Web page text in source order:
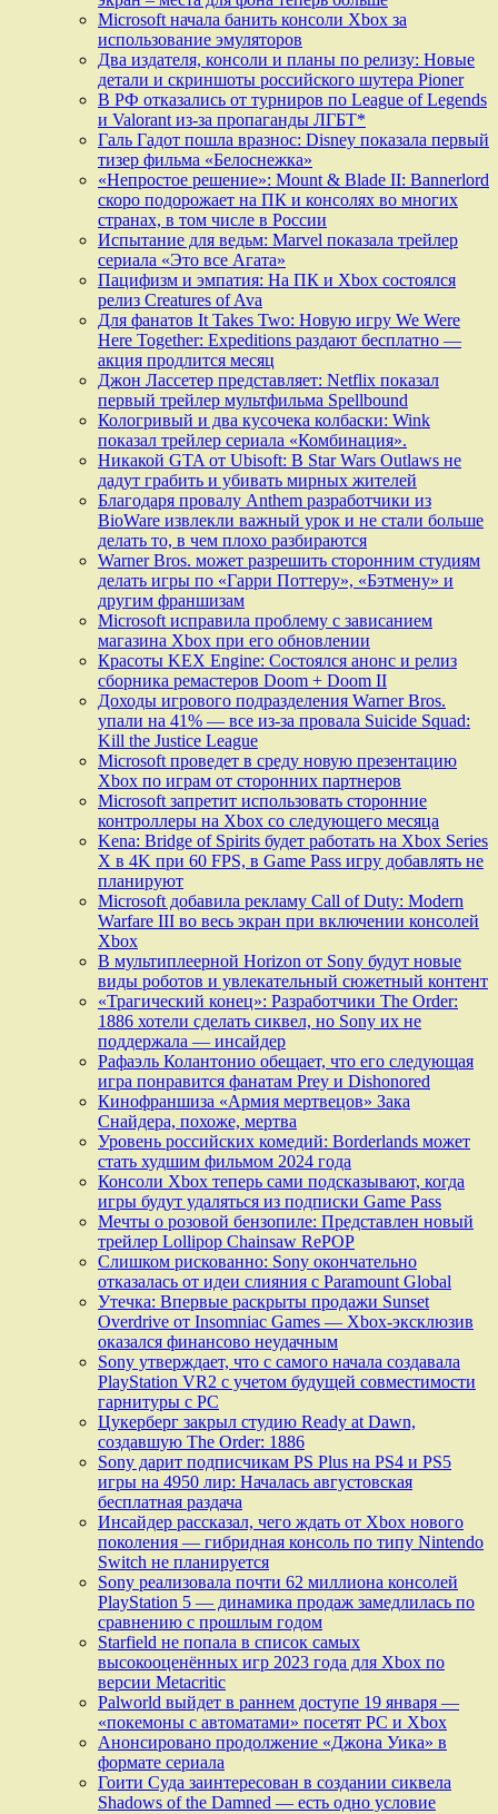
Microsoft начала банить консоли Xbox за
использование эмуляторов
Два издателя, консоли и планы по релизу: Новые
детали и скриншоты российского шутера Pioner
В РФ отказались от турниров по League of Legends
и Valorant из-за пропаганды ЛГБТ*
Галь Гадот пошла вразнос: Disney показала первый
тизер фильма «Белоснежка»
«Непростое решение»: Mount & Blade II: Bannerlord
скоро подорожает на ПК и консолях во многих
странах, в том числе в России
Испытание для ведьм: Marvel показала трейлер
сериала «Это все Агата»
Пацифизм и эмпатия: На ПК и Xbox состоялся
релиз Creatures of Ava
Для фанатов It Takes Two: Новую игру We Were
Here Together: Expeditions раздают бесплатно —
акция продлится месяц
Джон Лассетер представляет: Netflix показал
первый трейлер мультфильма Spellbound
Кологривый и два кусочека колбаски: Wink
показал трейлер сериала «Комбинация».
Никакой GTA от Ubisoft: В Star Wars Outlaws не
дадут грабить и убивать мирных жителей
Благодаря провалу Anthem разработчики из
BioWare извлекли важный урок и не стали больше
делать то, в чем плохо разбираются
Warner Bros. может разрешить сторонним студиям
делать игры по «Гарри Поттеру», «Бэтмену» и
другим франшизам
Microsoft исправила проблему с зависанием
магазина Xbox при его обновлении
Красоты KEX Engine: Состоялся анонс и релиз
сборника ремастеров Doom + Doom II
Доходы игрового подразделения Warner Bros.
упали на 41% — все из-за провала Suicide Squad:
Kill the Justice League
Microsoft проведет в среду новую презентацию
Xbox по играм от сторонних партнеров
Microsoft запретит использовать сторонние
контроллеры на Xbox со следующего месяца
Kena: Bridge of Spirits будет работать на Xbox Series
X в 4K при 60 FPS, в Game Pass игру добавлять не
планируют
Microsoft добавила рекламу Call of Duty: Modern
Warfare III во весь экран при включении консолей
Xbox
В мультиплеерной Horizon от Sony будут новые
виды роботов и увлекательный сюжетный контент
«Трагический конец»: Разработчики The Order:
1886 хотели сделать сиквел, но Sony их не
поддержала — инсайдер
Рафаэль Колантонио обещает, что его следующая
игра понравится фанатам Prey и Dishonored
Кинофраншиза «Армия мертвецов» Зака
Снайдера, похоже, мертва
Уровень российских комедий: Borderlands может
стать худшим фильмом 2024 года
Консоли Xbox теперь сами подсказывают, когда
игры будут удаляться из подписки Game Pass
Мечты о розовой бензопиле: Представлен новый
трейлер Lollipop Chainsaw RePOP
Слишком рискованно: Sony окончательно
отказалась от идеи слияния с Paramount Global
Утечка: Впервые раскрыты продажи Sunset
Overdrive от Insomniac Games — Xbox-эксклюзив
оказался финансово неудачным
Sony утверждает, что с самого начала создавала
PlayStation VR2 с учетом будущей совместимости
гарнитуры с PC
Цукерберг закрыл студию Ready at Dawn,
создавшую The Order: 1886
Sony дарит подписчикам PS Plus на PS4 и PS5
игры на 4950 лир: Началась августовская
бесплатная раздача
Инсайдер рассказал, чего ждать от Xbox нового
поколения — гибридная консоль по типу Nintendo
Switch не планируется
Sony реализовала почти 62 миллиона консолей
PlayStation 5 — динамика продаж замедлилась по
сравнению с прошлым годом
Starfield не попала в список самых
высокооценённых игр 2023 года для Xbox по
версии Metacritic
Palworld выйдет в раннем доступе 19 января —
«покемоны с автоматами» посетят PC и Xbox
Анонсировано продолжение «Джона Уика» в
формате сериала
Гоити Суда заинтересован в создании сиквела
Shadows of the Damned — есть одно условие